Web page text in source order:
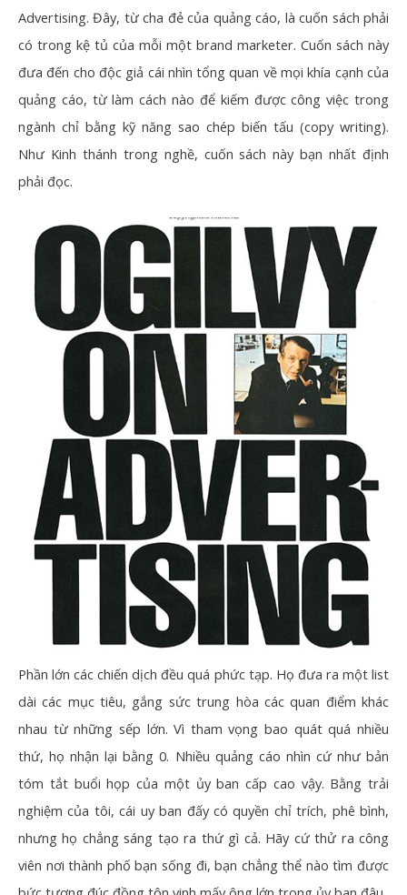
Advertising. Đây, từ cha đẻ của quảng cáo, là cuốn sách phải
có trong kệ tủ của mỗi một brand marketer. Cuốn sách này
đưa đến cho độc giả cái nhìn tổng quan về mọi khía cạnh của
quảng cáo, từ làm cách nào để kiếm được công việc trong
ngành chỉ bằng kỹ năng sao chép biến tấu (copy writing).
Như Kinh thánh trong nghề, cuốn sách này bạn nhất định
phải đọc.
Phần lớn các chiến dịch đều quá phức tạp. Họ đưa ra một list
dài các mục tiêu, gắng sức trung hòa các quan điểm khác
nhau từ những sếp lớn. Vì tham vọng bao quát quá nhiều
thứ, họ nhận lại bằng 0. Nhiều quảng cáo nhìn cứ như bản
tóm tắt buổi họp của một ủy ban cấp cao vậy. Bằng trải
nghiệm của tôi, cái uy ban đấy có quyền chỉ trích, phê bình,
nhưng họ chẳng sáng tạo ra thứ gì cả. Hãy cứ thử ra công
viên nơi thành phố bạn sống đi, bạn chẳng thể nào tìm được